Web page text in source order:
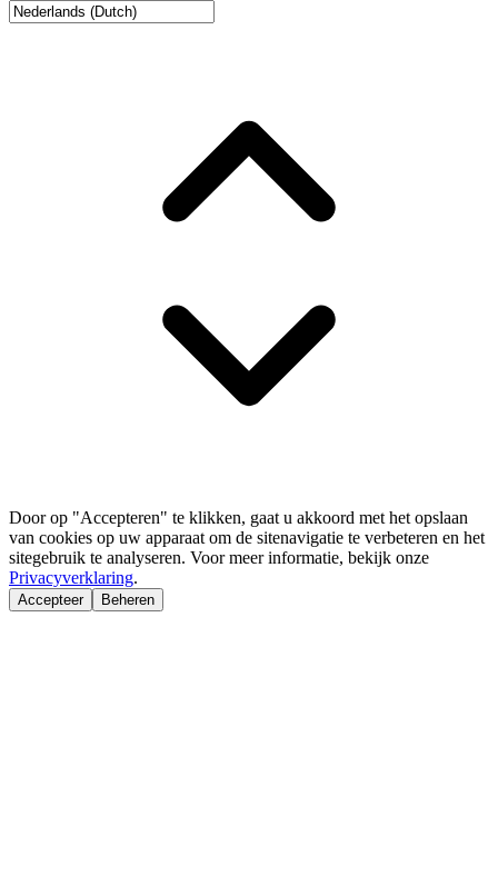
Door op "Accepteren" te klikken, gaat u akkoord met het opslaan
van cookies op uw apparaat om de sitenavigatie te verbeteren en het
sitegebruik te analyseren. Voor meer informatie, bekijk onze
Privacyverklaring.
Accepteer Beheren